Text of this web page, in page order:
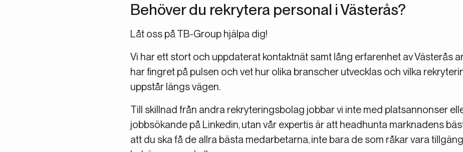
Behöver du rekrytera personal i Västerås?
Låt oss på TB-Group hjälpa dig!
Vi har ett stort och uppdaterat kontaktnät samt lång erfarenhet av Västerås
har fingret på pulsen och vet hur olika branscher utvecklas och vilka
uppstår längs vägen.
Till skillnad från andra rekryteringsbolag jobbar vi inte med platsannonser
jobbsökande på Linkedin, utan vår expertis är att headhunta marknadens
att du ska få de allra bästa medarbetarna, inte bara de som råkar vara